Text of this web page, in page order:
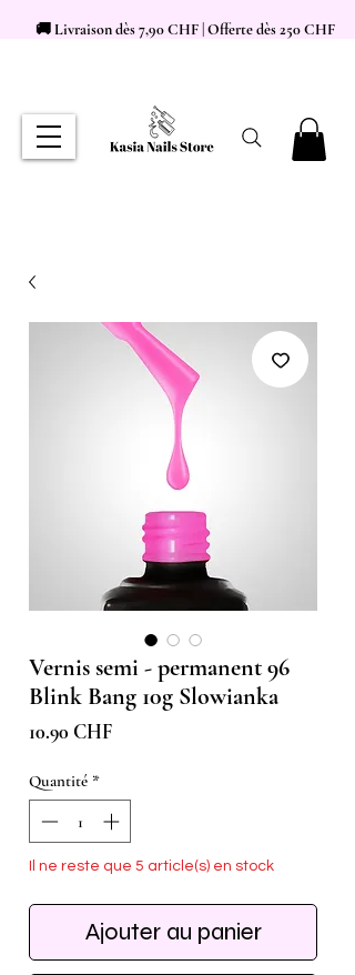
🚚 Livraison dès 7,90 CHF | Offerte dès 250 CHF
Vernis semi - permanent 96
Blink Bang 10g Slowianka
10.90 CHFPrix
Quantité *
Il ne reste que 5 article(s) en stock
Ajouter au panier